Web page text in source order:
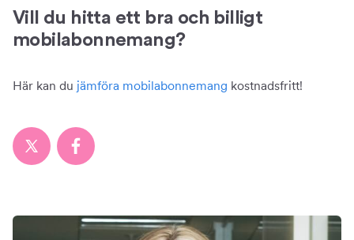
Vill du hitta ett bra och billigt
mobilabonnemang?
Här kan du jämföra mobilabonnemang kostnadsfritt!